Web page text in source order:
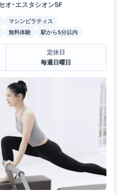
オ･エスタシオン5F
マシンピラティス
無料体験 駅から5分以内
定休日
毎週日曜日